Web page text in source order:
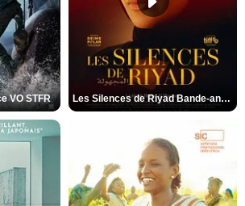
VO STFR Les Silences de Riyad Bande-annonce VO STFR